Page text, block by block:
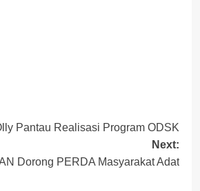
Pantau Realisasi Program ODSK
Next:
Dorong PERDA Masyarakat Adat